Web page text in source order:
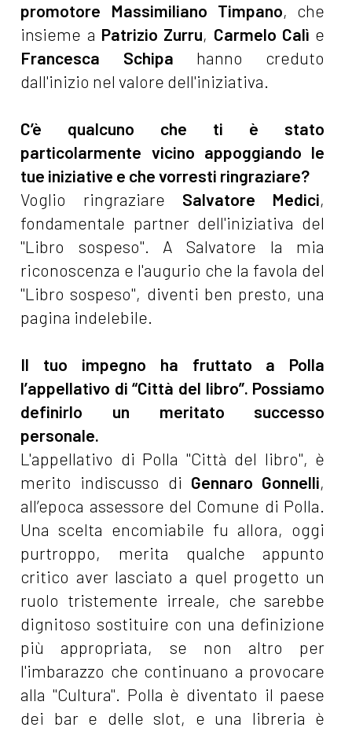
promotore Massimiliano Timpano, che
insieme a Patrizio Zurru, Carmelo Calì e
Francesca Schipa hanno creduto
dall'inizio nel valore dell'iniziativa.
C’è qualcuno che ti è stato
particolarmente vicino appoggiando le
tue iniziative e che vorresti ringraziare?
Voglio ringraziare Salvatore Medici,
fondamentale partner dell'iniziativa del
"Libro sospeso". A Salvatore la mia
riconoscenza e l'augurio che la favola del
"Libro sospeso", diventi ben presto, una
pagina indelebile.
Il tuo impegno ha fruttato a Polla
l’appellativo di “Città del libro”. Possiamo
definirlo un meritato successo
personale.
L'appellativo di Polla "Città del libro", è
merito indiscusso di Gennaro Gonnelli,
all’epoca assessore del Comune di Polla.
Una scelta encomiabile fu allora, oggi
purtroppo, merita qualche appunto
critico aver lasciato a quel progetto un
ruolo tristemente irreale, che sarebbe
dignitoso sostituire con una definizione
più appropriata, se non altro per
l'imbarazzo che continuano a provocare
alla "Cultura". Polla è diventato il paese
dei bar e delle slot, e una libreria è